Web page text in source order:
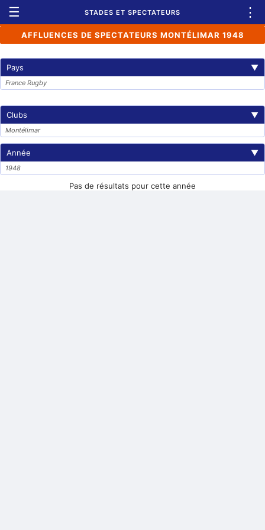
☰ STADES ET SPECTATEURS ⋮
AFFLUENCES DE SPECTATEURS MONTÉLIMAR 1948
Pays ▼
France Rugby
Clubs ▼
Montélimar
Année ▼
1948
Pas de résultats pour cette année